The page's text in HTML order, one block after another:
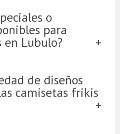
o
para
Lubulo?
de diseños
camisetas frikis